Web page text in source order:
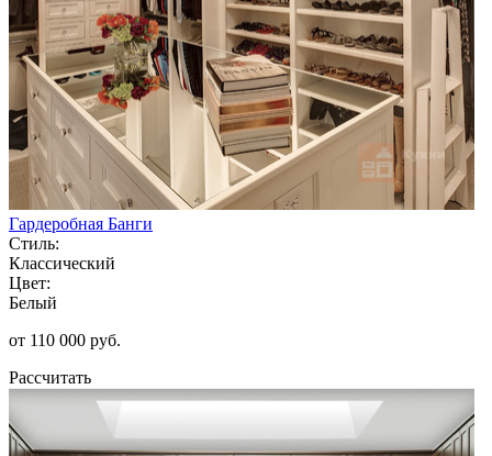
Гардеробная Банги
Стиль:
Классический
Цвет:
Белый
от 110 000 руб.
Рассчитать